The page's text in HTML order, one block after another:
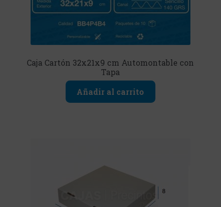
Caja Cartón 32x21x9 cm Automontable con
Tapa
Añadir al carrito